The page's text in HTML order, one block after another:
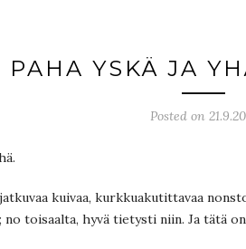
PAHA YSKÄ JA
Posted on
kuivaa, kurkkuakutittavaa
toisaalta, hyvä tietysti niin. Ja tätä